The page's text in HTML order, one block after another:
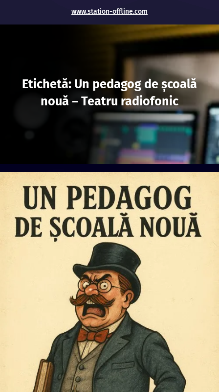
www.station-offline.com
Etichetă: Un pedagog de şcoală
nouă – Teatru radiofonic